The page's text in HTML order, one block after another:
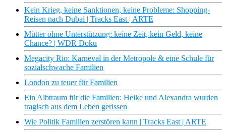
Kein Krieg, keine Sanktionen, keine Probleme: Shopping-
Reisen nach Dubai | Tracks East | ARTE
Mütter ohne Unterstützung: keine Zeit, kein Geld, keine
Chance? | WDR Doku
Megacity Rio: Karneval in der Metropole & eine Schule für
sozialschwache Familien
London zu teuer für Familien
Ein Albtraum für die Familien: Heike und Alexandra wurden
tragisch aus dem Leben gerissen
Wie Politik Familien zerstören kann | Tracks East | ARTE